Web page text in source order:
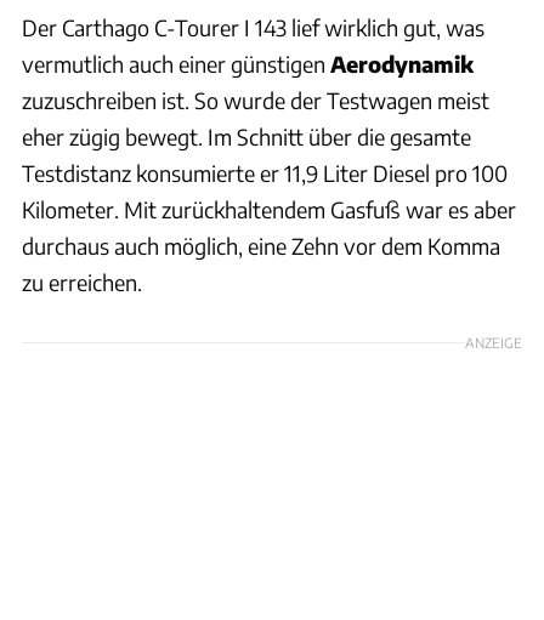
Der Carthago C-Tourer I 143 lief wirklich gut, was
vermutlich auch einer günstigen Aerodynamik
zuzuschreiben ist. So wurde der Testwagen meist
eher zügig bewegt. Im Schnitt über die gesamte
Testdistanz konsumierte er 11,9 Liter Diesel pro 100
Kilometer. Mit zurückhaltendem Gasfuß war es aber
durchaus auch möglich, eine Zehn vor dem Komma
zu erreichen.
ANZEIGE